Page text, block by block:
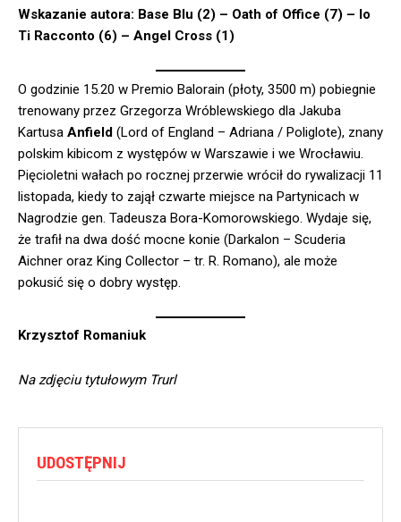
Wskazanie autora: Base Blu (2) – Oath of Office (7) – Io
Ti Racconto (6) – Angel Cross (1)
O godzinie 15.20 w Premio Balorain (płoty, 3500 m) pobiegnie
trenowany przez Grzegorza Wróblewskiego dla Jakuba
Kartusa Anfield (Lord of England – Adriana / Poliglote), znany
polskim kibicom z występów w Warszawie i we Wrocławiu.
Pięcioletni wałach po rocznej przerwie wrócił do rywalizacji 11
listopada, kiedy to zajął czwarte miejsce na Partynicach w
Nagrodzie gen. Tadeusza Bora-Komorowskiego. Wydaje się,
że trafił na dwa dość mocne konie (Darkalon – Scuderia
Aichner oraz King Collector – tr. R. Romano), ale może
pokusić się o dobry występ.
Krzysztof Romaniuk
Na zdjęciu tytułowym Trurl
UDOSTĘPNIJ